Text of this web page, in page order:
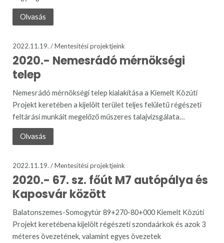
Olvasás
2022.11.19. /Mentesítési projektjeink
2020.- Nemesrádó mérnökségi
telep
Nemesrádó mérnökségi telep kialakítása a Kiemelt Közúti
Projekt keretében a kijelölt terület teljes felületű régészeti
feltárási munkáit megelőző műszeres talajvizsgálata…
Olvasás
2022.11.19. /Mentesítési projektjeink
2020.- 67. sz. főút M7 autópálya és
Kaposvár között
Balatonszemes-Somogytúr 89+270-80+000 Kiemelt Közúti
Projekt keretébena kijelölt régészeti szondaárkok és azok 3
méteres övezetének, valamint egyes övezetek